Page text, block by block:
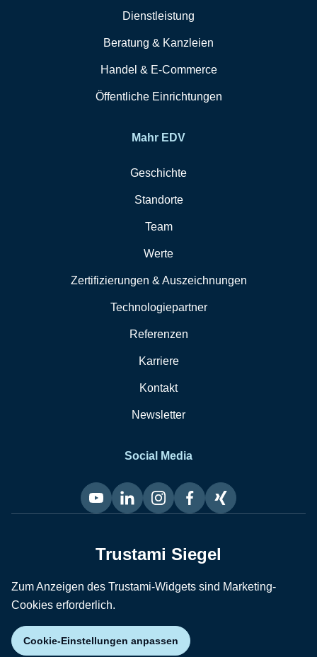
Dienstleistung
Beratung & Kanzleien
Handel & E-Commerce
Öffentliche Einrichtungen
Mahr EDV
Geschichte
Standorte
Team
Werte
Zertifizierungen & Auszeichnungen
Technologiepartner
Referenzen
Karriere
Kontakt
Newsletter
Social Media
Trustami Siegel
Zum Anzeigen des Trustami-Widgets sind Marketing-
Cookies erforderlich.
Cookie-Einstellungen anpassen